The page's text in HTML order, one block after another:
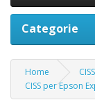
Categorie
Home
CISS per Epson